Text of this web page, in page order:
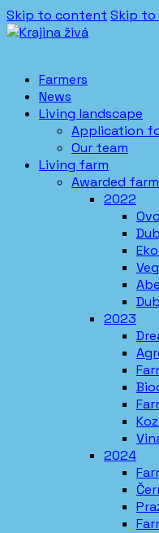
Skip to content Skip
Farmers
News
Living landscape
Application
Our team
Living farm
Awarded
2022
2023
2024